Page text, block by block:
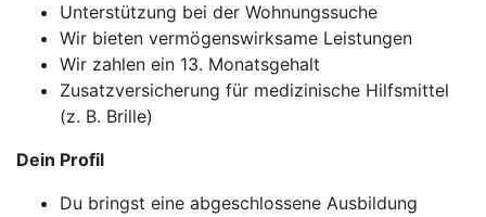
Unterstützung bei der Wohnungssuche
Wir bieten vermögenswirksame Leistungen
Wir zahlen ein 13. Monatsgehalt
Zusatzversicherung für medizinische Hilfsmittel
(z. B. Brille)
Dein Profil
Du bringst eine abgeschlossene Ausbildung